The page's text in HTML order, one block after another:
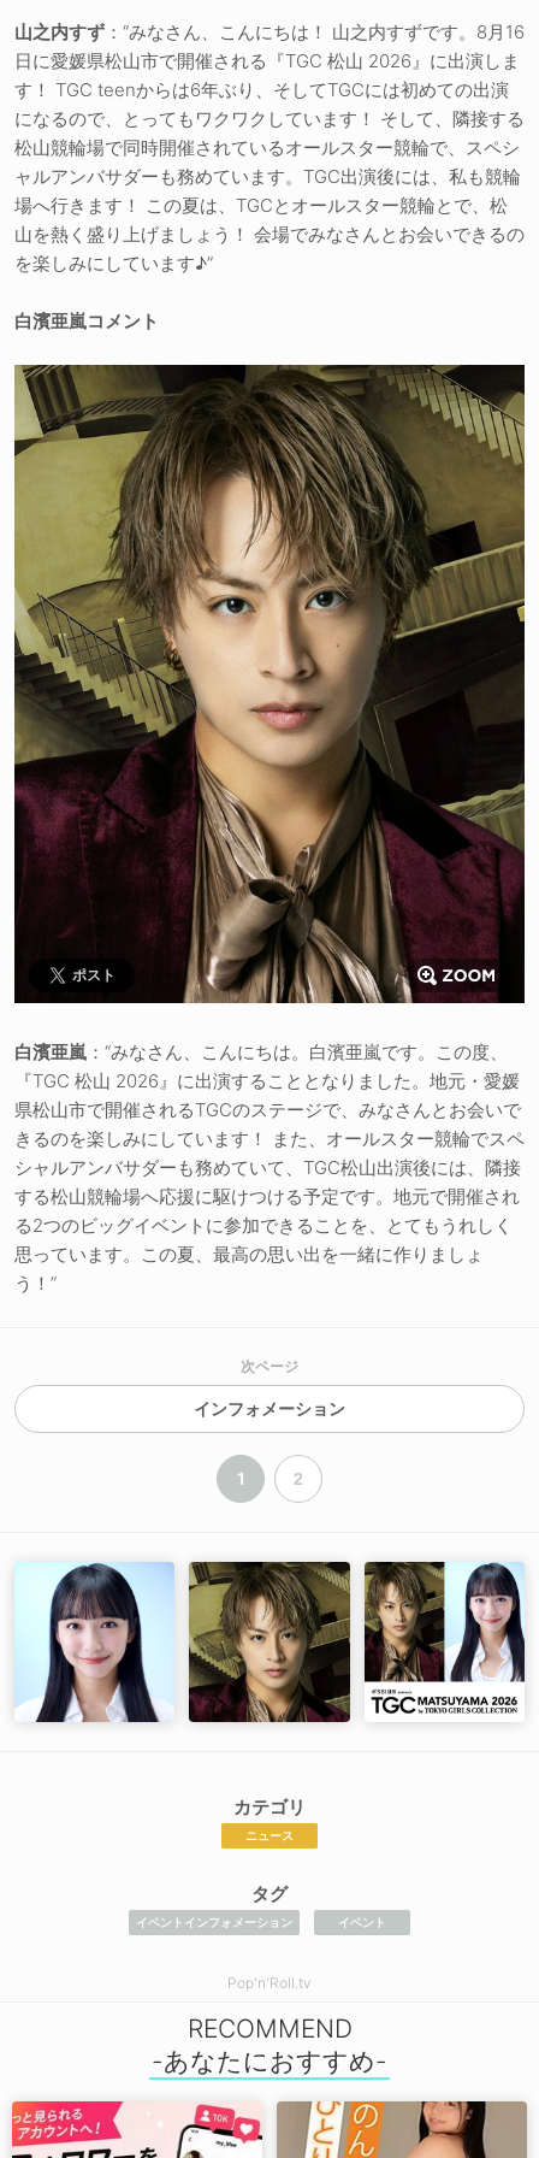
山之内すず ：“みなさん、こんにちは！ 山之内すずです。8月16
日に愛媛県松山市で開催される『TGC 松山 2026』に出演しま
す！ TGC teenからは6年ぶり、そしてTGCには初めての出演
になるので、とってもワクワクしています！ そして、隣接する
松山競輪場で同時開催されているオールスター競輪で、スペシ
ャルアンバサダーも務めています。TGC出演後には、私も競輪
場へ行きます！ この夏は、TGCとオールスター競輪とで、松
山を熱く盛り上げましょう！ 会場でみなさんとお会いできるの
を楽しみにしています♪”
白濱亜嵐コメント
ポスト
白濱亜嵐 ：“みなさん、こんにちは。白濱亜嵐です。この度、
『TGC 松山 2026』に出演することとなりました。地元・愛媛
県松山市で開催されるTGCのステージで、みなさんとお会いで
きるのを楽しみにしています！ また、オールスター競輪でスペ
シャルアンバサダーも務めていて、TGC松山出演後には、隣接
する松山競輪場へ応援に駆けつける予定です。地元で開催され
る2つのビッグイベントに参加できることを、とてもうれしく
思っています。この夏、最高の思い出を一緒に作りましょ
う！”
次ページ
インフォメーション
1 2
カテゴリ
ニュース
タグ
イベントインフォメーション イベント
Pop'n'Roll.tv
RECOMMEND